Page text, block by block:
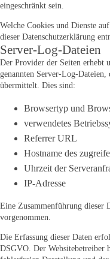
eingeschränkt sein.
Welche Cookies und Dienste
dieser Datenschutzerklärung
Server-Log-Dateien
Der Provider der Seiten erhebt
genannten Server-Log-
übermittelt. Dies sind:
Browsertyp und
verwendetes
Referrer URL
Hostname des
Uhrzeit der
IP-Adresse
Eine Zusammenführung dieser
vorgenommen.
Die Erfassung dieser Daten
DSGVO. Der Websitebetreiber